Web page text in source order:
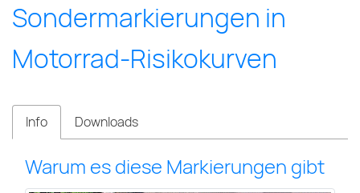
Sondermarkierungen in
Motorrad-Risikokurven
Info Downloads
Warum es diese Markierungen gibt